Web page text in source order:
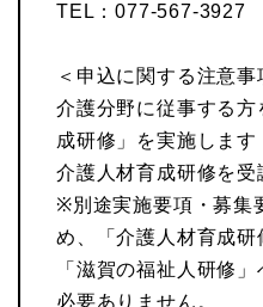
TEL：077-567-3927
＜申込に関する注意事
介護分野に従事する
成研修」を実施しま
介護人材育成研修を受
※別途実施要項・募集
め、「介護人材育成研
「滋賀の福祉人研修
必要ありません。